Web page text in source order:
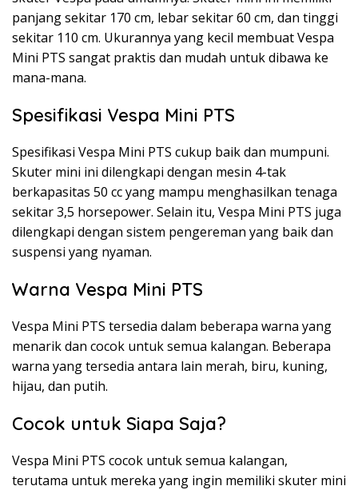
panjang sekitar 170 cm, lebar sekitar 60 cm, dan tinggi
sekitar 110 cm. Ukurannya yang kecil membuat Vespa
Mini PTS sangat praktis dan mudah untuk dibawa ke
mana-mana.
Spesifikasi Vespa Mini PTS
Spesifikasi Vespa Mini PTS cukup baik dan mumpuni.
Skuter mini ini dilengkapi dengan mesin 4-tak
berkapasitas 50 cc yang mampu menghasilkan tenaga
sekitar 3,5 horsepower. Selain itu, Vespa Mini PTS juga
dilengkapi dengan sistem pengereman yang baik dan
suspensi yang nyaman.
Warna Vespa Mini PTS
Vespa Mini PTS tersedia dalam beberapa warna yang
menarik dan cocok untuk semua kalangan. Beberapa
warna yang tersedia antara lain merah, biru, kuning,
hijau, dan putih.
Cocok untuk Siapa Saja?
Vespa Mini PTS cocok untuk semua kalangan,
terutama untuk mereka yang ingin memiliki skuter mini